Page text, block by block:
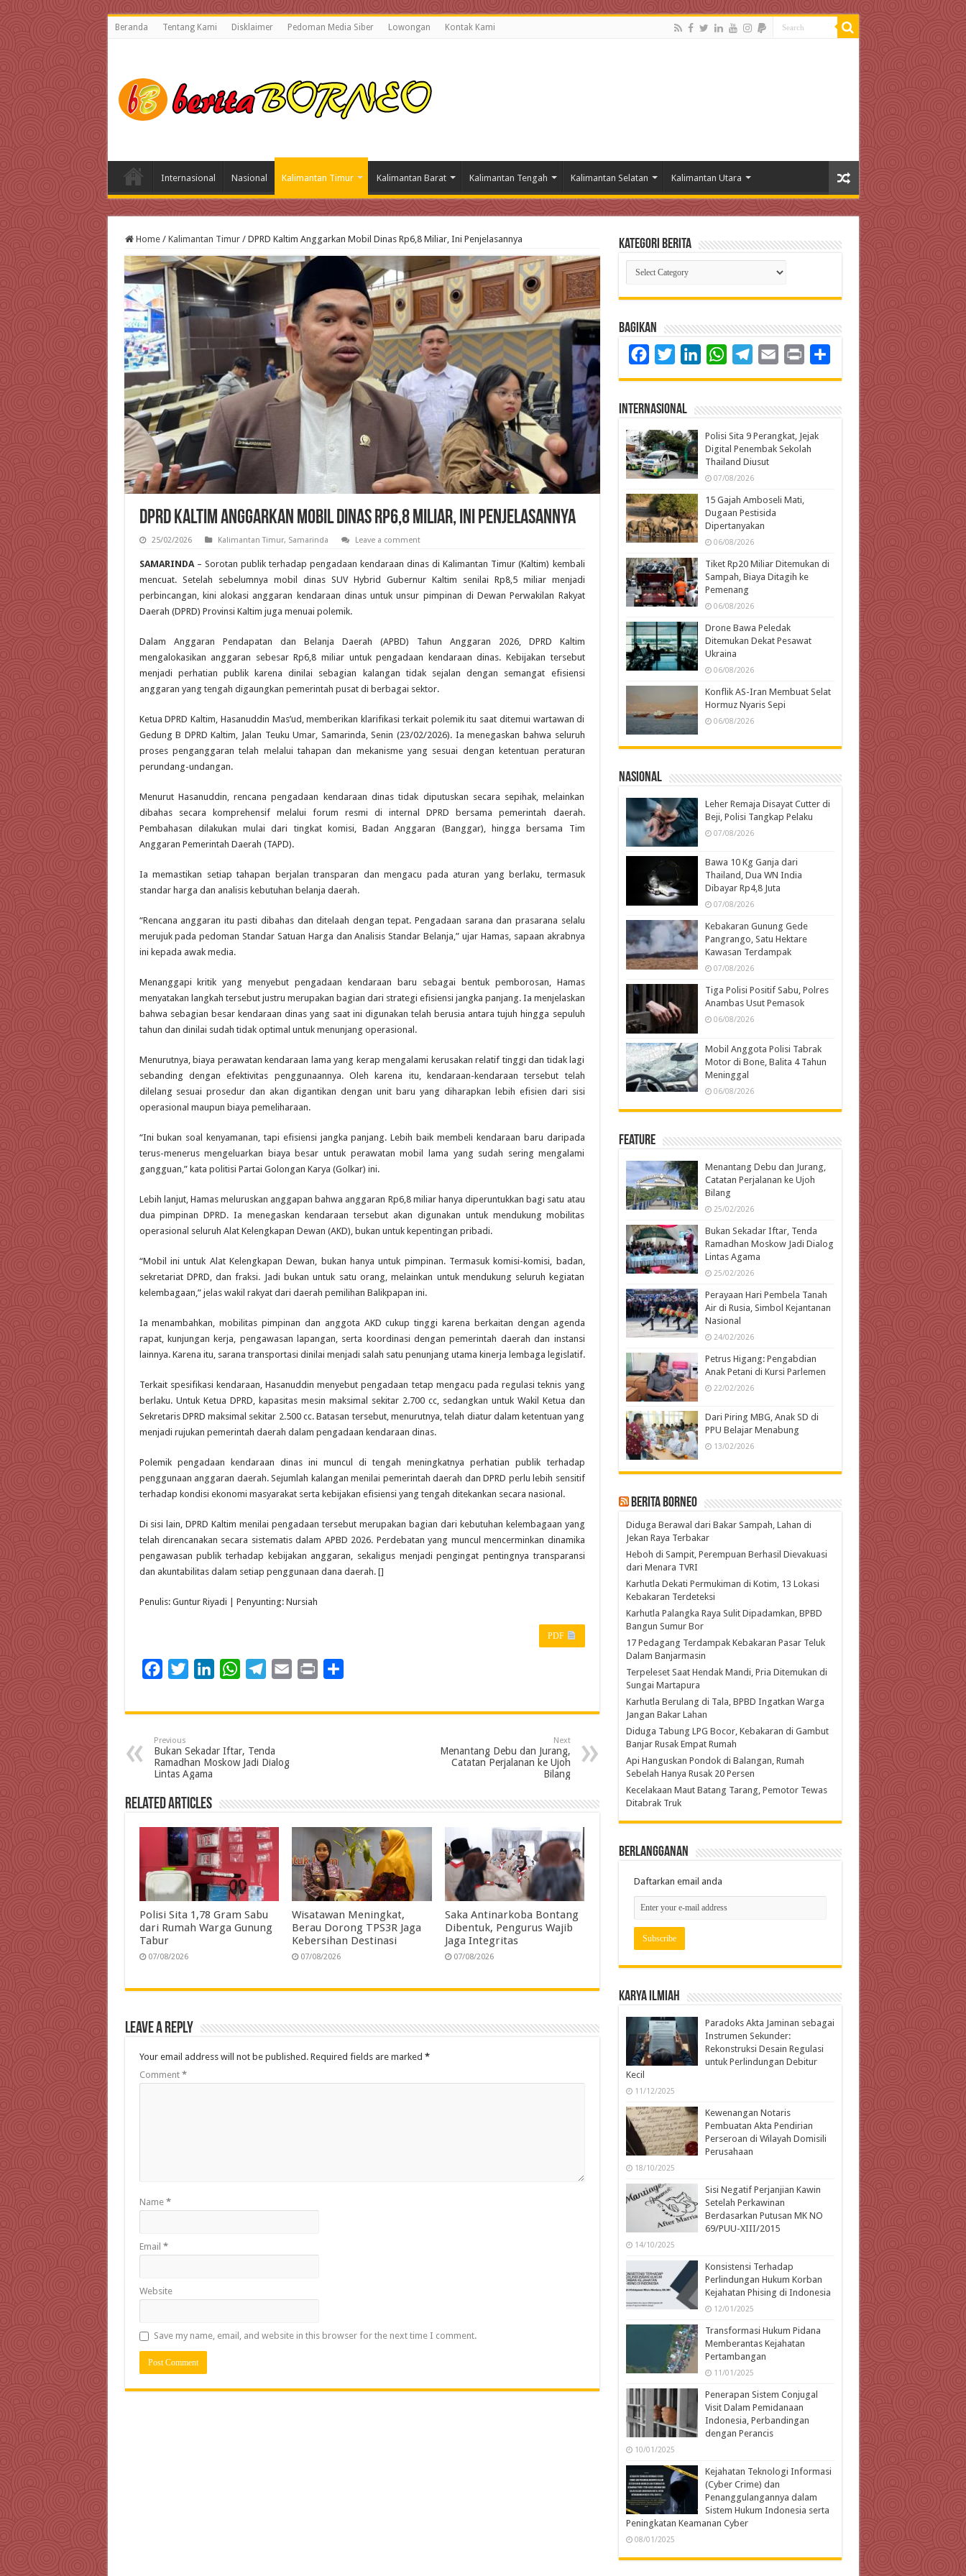
Beranda Tentang Kami Disklaimer Pedoman Media Siber Lowongan Kontak Kami
Internasional Nasional Kalimantan Timur Kalimantan Barat Kalimantan Tengah Kalimantan Selatan Kalimantan Utara
Home / Kalimantan Timur / DPRD Kaltim Anggarkan Mobil Dinas Rp6,8 Miliar, Ini Penjelasannya
DPRD Kaltim Anggarkan Mobil Dinas Rp6,8 Miliar, Ini Penjelasannya
25/02/2026 Kalimantan Timur, Samarinda Leave a comment
SAMARINDA– Sorotan publik terhadap pengadaan kendaraan dinas di Kalimantan Timur (Kaltim) kembali
mencuat. Setelah sebelumnya mobil dinas SUV Hybrid Gubernur Kaltim senilai Rp8,5 miliar menjadi
perbincangan, kini alokasi anggaran kendaraan dinas untuk unsur pimpinan di Dewan Perwakilan Rakyat
Daerah (DPRD) Provinsi Kaltim juga menuai polemik.
Dalam Anggaran Pendapatan dan Belanja Daerah (APBD) Tahun Anggaran 2026, DPRD Kaltim
mengalokasikan anggaran sebesar Rp6,8 miliar untuk pengadaan kendaraan dinas. Kebijakan tersebut
menjadi perhatian publik karena dinilai sebagian kalangan tidak sejalan dengan semangat efisiensi
anggaran yang tengah digaungkan pemerintah pusat di berbagai sektor.
Ketua DPRD Kaltim, Hasanuddin Mas’ud, memberikan klarifikasi terkait polemik itu saat ditemui wartawan di
Gedung B DPRD Kaltim, Jalan Teuku Umar, Samarinda, Senin (23/02/2026). Ia menegaskan bahwa seluruh
proses penganggaran telah melalui tahapan dan mekanisme yang sesuai dengan ketentuan peraturan
perundang-undangan.
Menurut Hasanuddin, rencana pengadaan kendaraan dinas tidak diputuskan secara sepihak, melainkan
dibahas secara komprehensif melalui forum resmi di internal DPRD bersama pemerintah daerah.
Pembahasan dilakukan mulai dari tingkat komisi, Badan Anggaran (Banggar), hingga bersama Tim
Anggaran Pemerintah Daerah (TAPD).
Ia memastikan setiap tahapan berjalan transparan dan mengacu pada aturan yang berlaku, termasuk
standar harga dan analisis kebutuhan belanja daerah.
“Rencana anggaran itu pasti dibahas dan ditelaah dengan tepat. Pengadaan sarana dan prasarana selalu
merujuk pada pedoman Standar Satuan Harga dan Analisis Standar Belanja,” ujar Hamas, sapaan akrabnya
ini kepada awak media.
Menanggapi kritik yang menyebut pengadaan kendaraan baru sebagai bentuk pemborosan, Hamas
menyatakan langkah tersebut justru merupakan bagian dari strategi efisiensi jangka panjang. Ia menjelaskan
bahwa sebagian besar kendaraan dinas yang saat ini digunakan telah berusia antara tujuh hingga sepuluh
tahun dan dinilai sudah tidak optimal untuk menunjang operasional.
Menurutnya, biaya perawatan kendaraan lama yang kerap mengalami kerusakan relatif tinggi dan tidak lagi
sebanding dengan efektivitas penggunaannya. Oleh karena itu, kendaraan-kendaraan tersebut telah
dilelang sesuai prosedur dan akan digantikan dengan unit baru yang diharapkan lebih efisien dari sisi
operasional maupun biaya pemeliharaan.
“Ini bukan soal kenyamanan, tapi efisiensi jangka panjang. Lebih baik membeli kendaraan baru daripada
terus-menerus mengeluarkan biaya besar untuk perawatan mobil lama yang sudah sering mengalami
gangguan,” kata politisi Partai Golongan Karya (Golkar) ini.
Lebih lanjut, Hamas meluruskan anggapan bahwa anggaran Rp6,8 miliar hanya diperuntukkan bagi satu atau
dua pimpinan DPRD. Ia menegaskan kendaraan tersebut akan digunakan untuk mendukung mobilitas
operasional seluruh Alat Kelengkapan Dewan (AKD), bukan untuk kepentingan pribadi.
“Mobil ini untuk Alat Kelengkapan Dewan, bukan hanya untuk pimpinan. Termasuk komisi-komisi, badan,
sekretariat DPRD, dan fraksi. Jadi bukan untuk satu orang, melainkan untuk mendukung seluruh kegiatan
kelembagaan,” jelas wakil rakyat dari daerah pemilihan Balikpapan ini.
Ia menambahkan, mobilitas pimpinan dan anggota AKD cukup tinggi karena berkaitan dengan agenda
rapat, kunjungan kerja, pengawasan lapangan, serta koordinasi dengan pemerintah daerah dan instansi
lainnya. Karena itu, sarana transportasi dinilai menjadi salah satu penunjang utama kinerja lembaga legislatif.
Terkait spesifikasi kendaraan, Hasanuddin menyebut pengadaan tetap mengacu pada regulasi teknis yang
berlaku. Untuk Ketua DPRD, kapasitas mesin maksimal sekitar 2.700 cc, sedangkan untuk Wakil Ketua dan
Sekretaris DPRD maksimal sekitar 2.500 cc. Batasan tersebut, menurutnya, telah diatur dalam ketentuan yang
menjadi rujukan pemerintah daerah dalam pengadaan kendaraan dinas.
Polemik pengadaan kendaraan dinas ini muncul di tengah meningkatnya perhatian publik terhadap
penggunaan anggaran daerah. Sejumlah kalangan menilai pemerintah daerah dan DPRD perlu lebih sensitif
terhadap kondisi ekonomi masyarakat serta kebijakan efisiensi yang tengah ditekankan secara nasional.
Di sisi lain, DPRD Kaltim menilai pengadaan tersebut merupakan bagian dari kebutuhan kelembagaan yang
telah direncanakan secara sistematis dalam APBD 2026. Perdebatan yang muncul mencerminkan dinamika
pengawasan publik terhadap kebijakan anggaran, sekaligus menjadi pengingat pentingnya transparansi
dan akuntabilitas dalam setiap penggunaan dana daerah. []
Penulis: Guntur Riyadi | Penyunting: Nursiah
PDF
c
b
o
k
i
t
e
n
e
d
n
W
a
s
A
p
l
g
r
m
a
i
a
Previous
Bukan Sekadar Iftar, Tenda
Ramadhan Moskow Jadi Dialog
Lintas Agama
Next
Menantang Debu dan Jurang,
Catatan Perjalanan ke Ujoh
Bilang
Related Articles
Polisi Sita 1,78 Gram Sabu
dari Rumah Warga Gunung
Tabur
07/08/2026
Wisatawan Meningkat,
Berau Dorong TPS3R Jaga
Kebersihan Destinasi
07/08/2026
Saka Antinarkoba Bontang
Dibentuk, Pengurus Wajib
Jaga Integritas
07/08/2026
Leave a Reply
Your email address will not be published. Required fields are marked *
Comment *
Name *
Email *
Website
Save my name, email, and website in this browser for the next time I comment.
Kategori Berita
Kategori
Berita
Bagikan
FacebookTwitterLinkedInWhatsAppTelegram
Email Print
Internasional
Polisi Sita 9 Perangkat, Jejak
Digital Penembak Sekolah
Thailand Diusut
07/08/2026
15 Gajah Amboseli Mati,
Dugaan Pestisida
Dipertanyakan
06/08/2026
Tiket Rp20 Miliar Ditemukan di
Sampah, Biaya Ditagih ke
Pemenang
06/08/2026
Drone Bawa Peledak
Ditemukan Dekat Pesawat
Ukraina
06/08/2026
Konflik AS-Iran Membuat Selat
Hormuz Nyaris Sepi
06/08/2026
Nasional
Leher Remaja Disayat Cutter di
Beji, Polisi Tangkap Pelaku
07/08/2026
Bawa 10 Kg Ganja dari
Thailand, Dua WN India
Dibayar Rp4,8 Juta
07/08/2026
Kebakaran Gunung Gede
Pangrango, Satu Hektare
Kawasan Terdampak
07/08/2026
Tiga Polisi Positif Sabu, Polres
Anambas Usut Pemasok
06/08/2026
Mobil Anggota Polisi Tabrak
Motor di Bone, Balita 4 Tahun
Meninggal
06/08/2026
Feature
Menantang Debu dan Jurang,
Catatan Perjalanan ke Ujoh
Bilang
25/02/2026
Bukan Sekadar Iftar, Tenda
Ramadhan Moskow Jadi Dialog
Lintas Agama
25/02/2026
Perayaan Hari Pembela Tanah
Air di Rusia, Simbol Kejantanan
Nasional
24/02/2026
Petrus Higang: Pengabdian
Anak Petani di Kursi Parlemen
22/02/2026
Dari Piring MBG, Anak SD di
PPU Belajar Menabung
13/02/2026
Berita Borneo
Diduga Berawal dari Bakar Sampah, Lahan di
Jekan Raya Terbakar
Heboh di Sampit, Perempuan Berhasil Dievakuasi
dari Menara TVRI
Karhutla Dekati Permukiman di Kotim, 13 Lokasi
Kebakaran Terdeteksi
Karhutla Palangka Raya Sulit Dipadamkan, BPBD
Bangun Sumur Bor
17 Pedagang Terdampak Kebakaran Pasar Teluk
Dalam Banjarmasin
Terpeleset Saat Hendak Mandi, Pria Ditemukan di
Sungai Martapura
Karhutla Berulang di Tala, BPBD Ingatkan Warga
Jangan Bakar Lahan
Diduga Tabung LPG Bocor, Kebakaran di Gambut
Banjar Rusak Empat Rumah
Api Hanguskan Pondok di Balangan, Rumah
Sebelah Hanya Rusak 20 Persen
Kecelakaan Maut Batang Tarang, Pemotor Tewas
Ditabrak Truk
Berlangganan
Daftarkan email anda
Karya Ilmiah
Paradoks Akta Jaminan sebagai
Instrumen Sekunder:
Rekonstruksi Desain Regulasi
untuk Perlindungan Debitur
Kecil
11/12/2025
Kewenangan Notaris
Pembuatan Akta Pendirian
Perseroan di Wilayah Domisili
Perusahaan
18/10/2025
Sisi Negatif Perjanjian Kawin
Setelah Perkawinan
Berdasarkan Putusan MK NO
69/PUU-XIII/2015
14/10/2025
Konsistensi Terhadap
Perlindungan Hukum Korban
Kejahatan Phising di Indonesia
12/01/2025
Transformasi Hukum Pidana
Memberantas Kejahatan
Pertambangan
11/01/2025
Penerapan Sistem Conjugal
Visit Dalam Pemidanaan
Indonesia, Perbandingan
dengan Perancis
10/01/2025
Kejahatan Teknologi Informasi
(Cyber Crime) dan
Penanggulangannya dalam
Sistem Hukum Indonesia serta
Peningkatan Keamanan Cyber
08/01/2025